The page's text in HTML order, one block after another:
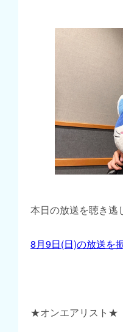
本日の放送を聴き逃
8月9日(日)の放送を
★オンエアリスト★